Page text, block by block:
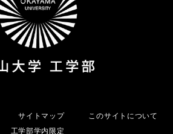
サイトマップ
このサイトについて
工学部学内限定